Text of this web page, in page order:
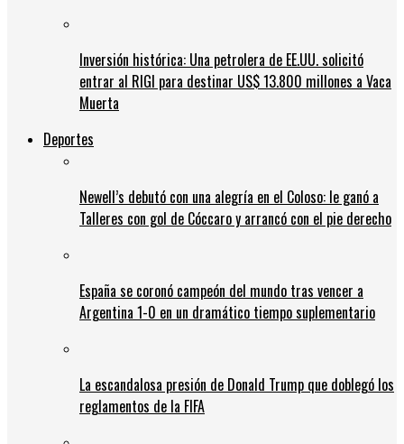
Inversión histórica: Una petrolera de EE.UU. solicitó
entrar al RIGI para destinar US$ 13.800 millones a Vaca
Muerta
Deportes
Newell’s debutó con una alegría en el Coloso: le ganó a
Talleres con gol de Cóccaro y arrancó con el pie derecho
España se coronó campeón del mundo tras vencer a
Argentina 1-0 en un dramático tiempo suplementario
La escandalosa presión de Donald Trump que doblegó los
reglamentos de la FIFA